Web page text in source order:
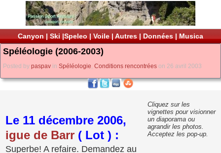
Canyon | Ski |Speleo | Voile | Autres | Données | Musica
Spéléologie (2006-2003)
Posted by paspav in Spéléologie, Conditions rencontrées on 26 avril 2003
Le 11 décembre 2006,
igue de Barr ( Lot ) :
Superbe! A refaire. Demandez au
Cliquez sur les
vignettes pour visionner
un diaporama ou
agrandir les photos.
Acceptez les pop-up.